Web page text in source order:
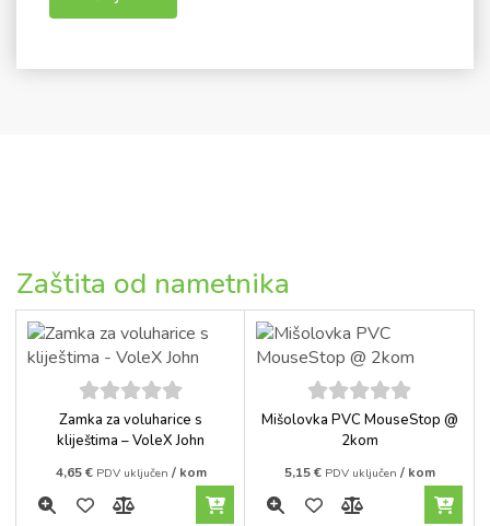
Zaštita od nametnika
5out of
5
Zamka za voluharice s
kliještima – VoleX John
4,65€ PDV uključen / kom
5out of
Mišolovka PVC MouseStop @
2kom
5,15€ PDV uključen / kom